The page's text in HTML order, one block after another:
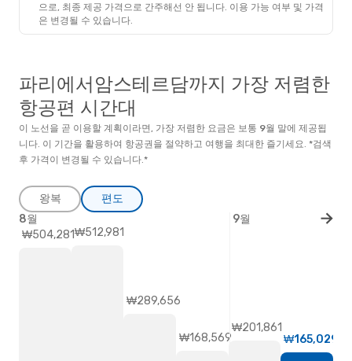
으로, 최종 제공 가격으로 간주해선 안 됩니다. 이용 가능 여부 및 가격
은 변경될 수 있습니다.
파리에서암스테르담까지 가장 저렴한
항공편 시간대
이 노선을 곧 이용할 계획이라면, 가장 저렴한 요금은 보통 9월 말에 제공됩
니다. 이 기간을 활용하여 항공권을 절약하고 여행을 최대한 즐기세요. *검색
후 가격이 변경될 수 있습니다.*
왕복 편도
₩504,281₩512,981
₩289,656
₩168,569
₩201,861
₩165,029
8월 9월